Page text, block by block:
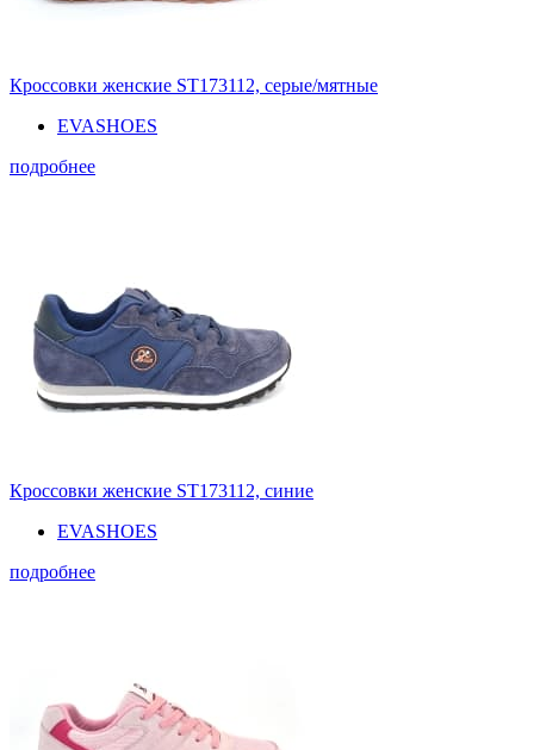
Кроссовки женские ST173112, серые/мятные
EVASHOES
подробнее
Кроссовки женские ST173112, синие
EVASHOES
подробнее